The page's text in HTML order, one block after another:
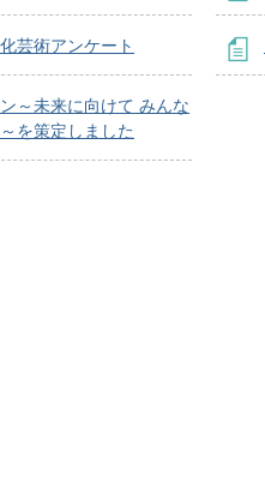
芸術アンケート
～未来に向けて みんな
を策定しました